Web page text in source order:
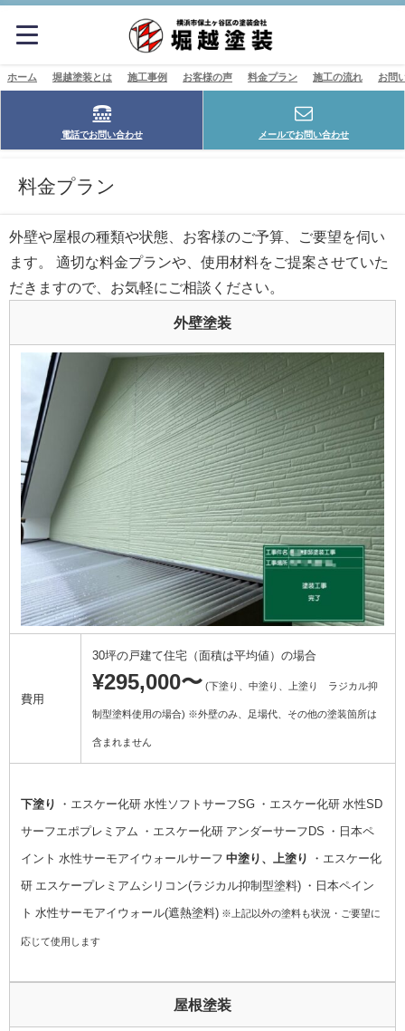
ホーム 堀越塗装とは 施工事例 お客様の声 料金プラン 施工の流れ お問
電話でお問い合わせ メールでお問い合わせ
料金プラン
外壁や屋根の種類や状態、お客様のご予算、ご要望を伺い
ます。 適切な料金プランや、使用材料をご提案させていた
だきますので、お気軽にご相談ください。
外壁塗装
費用
30坪の戸建て住宅（面積は平均値）の場合
¥295,000〜 (下塗り、中塗り、上塗り ラジカル抑
制型塗料使用の場合) ※外壁のみ、足場代、その他の塗装箇所は
含まれません
下塗り ・エスケー化研 水性ソフトサーフSG ・エスケー化研 水性SD
サーフエポプレミアム ・エスケー化研 アンダーサーフDS ・日本ペ
イント 水性サーモアイウォールサーフ 中塗り、上塗り ・エスケー化
研 エスケープレミアムシリコン(ラジカル抑制型塗料) ・日本ペイン
ト 水性サーモアイウォール(遮熱塗料) ※上記以外の塗料も状況・ご要望に
応じて使用します
屋根塗装